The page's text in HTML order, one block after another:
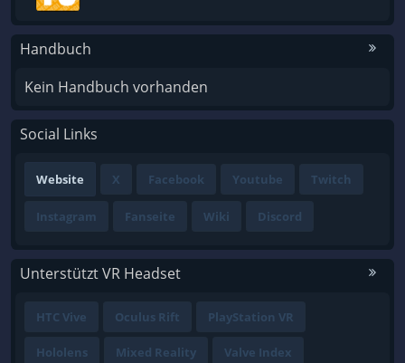
Handbuch
Kein Handbuch vorhanden
Social Links
Website X Facebook Youtube Twitch
Instagram Fanseite Wiki Discord
Unterstützt VR Headset
HTC Vive Oculus Rift PlayStation VR
Hololens Mixed Reality Valve Index